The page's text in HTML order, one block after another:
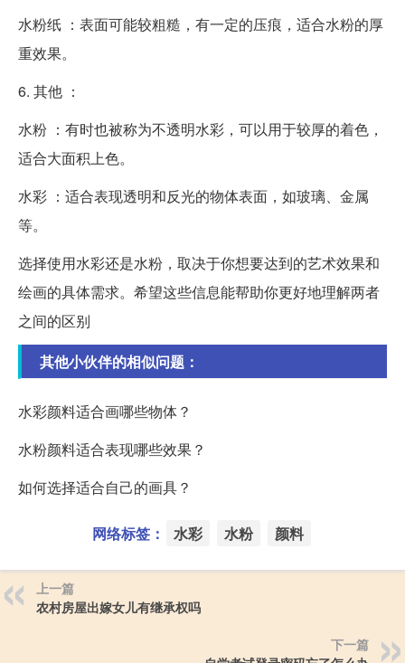
水粉纸 ：表面可能较粗糙，有一定的压痕，适合水粉的厚
重效果。
6. 其他 ：
水粉 ：有时也被称为不透明水彩，可以用于较厚的着色，
适合大面积上色。
水彩 ：适合表现透明和反光的物体表面，如玻璃、金属
等。
选择使用水彩还是水粉，取决于你想要达到的艺术效果和
绘画的具体需求。希望这些信息能帮助你更好地理解两者
之间的区别
其他小伙伴的相似问题：
水彩颜料适合画哪些物体？
水粉颜料适合表现哪些效果？
如何选择适合自己的画具？
网络标签： 水彩 水粉 颜料
上一篇
农村房屋出嫁女儿有继承权吗
下一篇